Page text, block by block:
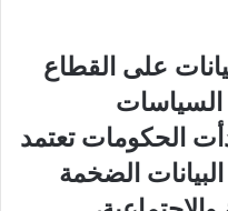
على القطاع
السياسات
الحكومات تعتمد
الضخمة